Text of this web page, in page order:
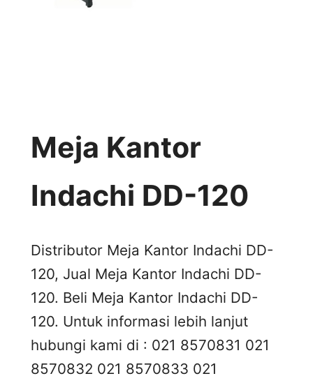
Meja Kantor
Indachi DD-120
Distributor Meja Kantor Indachi DD-
120, Jual Meja Kantor Indachi DD-
120. Beli Meja Kantor Indachi DD-
120. Untuk informasi lebih lanjut
hubungi kami di : 021 8570831 021
8570832 021 8570833 021